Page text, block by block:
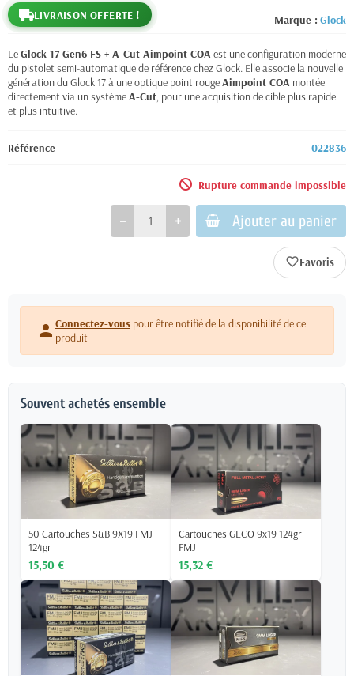
Marque : Glock
LIVRAISON OFFERTE !
LeGlock 17 Gen6 FS + A-Cut Aimpoint COA est une configuration moderne
du pistolet semi-automatique de référence chez Glock. Elle associe la nouvelle
génération du Glock 17 à une optique point rougeAimpoint COA montée
directement via un systèmeA-Cut, pour une acquisition de cible plus rapide
et plus intuitive.
Référence 022836
Rupture commande impossible
Ajouter au panier
favorite_border
person Connectez-vous pour être notifié de la disponibilité de ce
produit
Souvent achetés ensemble
50 Cartouches S&B 9X19 FMJ
124gr
15,50 €
Cartouches GECO 9x19 124gr
FMJ
15,32 €